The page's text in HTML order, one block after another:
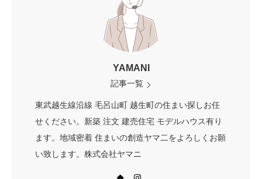
YAMANI
記事一覧
東武越生線沿線 毛呂山町 越生町の住まい探しお任
せください。新築 注文 建売住宅 モデルハウス有り
ます。地域密着 住まいの創造ヤマ二をよろしくお願
い致します。株式会社ヤマニ